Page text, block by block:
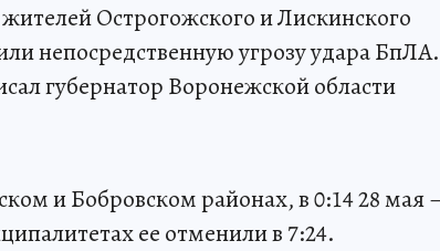
Острогожского и Лискинского
непосредственную угрозу удара БпЛА.
губернатор Воронежской области
и Бобровском районах, в 0:14 28 мая
ее отменили в 7:24.